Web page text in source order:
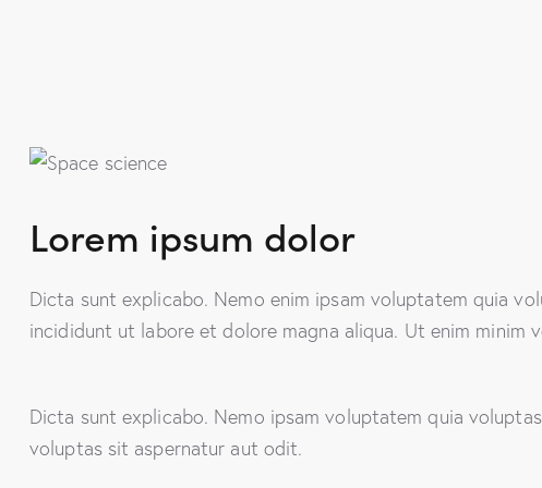
Lorem ipsum dolor
Dicta sunt explicabo. Nemo enim ipsam voluptatem quia
incididunt ut labore et dolore magna aliqua. Ut enim minim
Dicta sunt explicabo. Nemo ipsam voluptatem quia
voluptas sit aspernatur aut odit.